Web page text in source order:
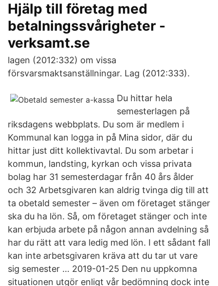
Hjälp till företag med
betalningssvårigheter -
verksamt.se
lagen (2012:332) om vissa
försvarsmaktsanställningar. Lag (2012:333).
Du hittar hela
semesterlagen på
riksdagens webbplats. Du som är medlem i
Kommunal kan logga in på Mina sidor, där du
hittar just ditt kollektivavtal. Du som arbetar i
kommun, landsting, kyrkan och vissa privata
bolag har 31 semesterdagar från 40 års ålder
och 32 Arbetsgivaren kan aldrig tvinga dig till att
ta obetald semester – även om företaget stänger
ska du ha lön. Så, om företaget stänger och inte
kan erbjuda arbete på någon annan avdelning så
har du rätt att vara ledig med lön. I ett sådant fall
kan inte arbetsgivaren kräva att du tar ut vare
sig semester … 2019-01-25 Den nu uppkomna
situationen utgör enligt vår bedömning dock inte